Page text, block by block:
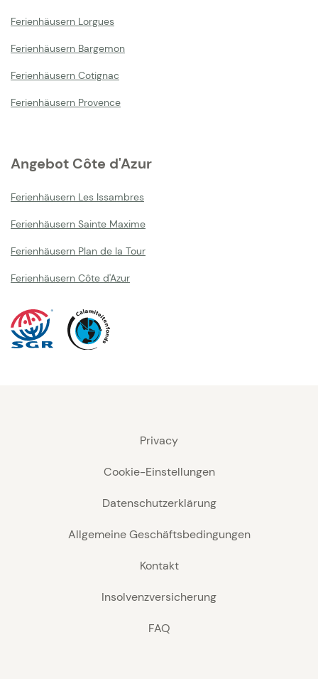
Ferienhäusern Lorgues
Ferienhäusern Bargemon
Ferienhäusern Cotignac
Ferienhäusern Provence
Angebot Côte d'Azur
Ferienhäusern Les Issambres
Ferienhäusern Sainte Maxime
Ferienhäusern Plan de la Tour
Ferienhäusern Côte d'Azur
Privacy
Cookie-Einstellungen
Datenschutzerklärung
Allgemeine Geschäftsbedingungen
Kontakt
Insolvenzversicherung
FAQ